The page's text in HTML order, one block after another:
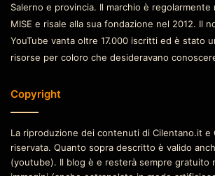
Salerno e provincia. Il marchio è
MISE e risale alla sua fondazione nel 2012. Il
YouTube vanta oltre 17.000 iscritti ed è stato
risorse per coloro che desideravano
Copyright
La riproduzione dei contenuti di Cilentano.it e
riservata. Quanto sopra descritto è valido
(youtube). Il blog è e resterà sempre gratuito